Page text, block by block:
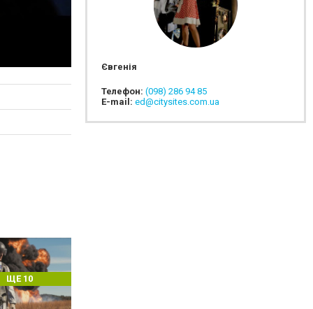
ЩЕ 10
Євгенія
Телефон: (098) 286 94 85
E-mail: ed@citysites.com.ua